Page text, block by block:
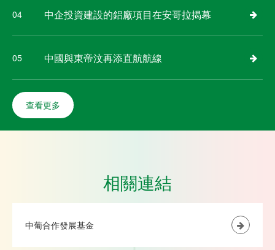
04 中企投資建設的鋁廠項目在安哥拉揭幕
05 中國與東帝汶再添直航航線
查看更多
相關連結
中葡合作發展基金